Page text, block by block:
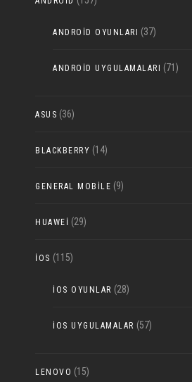
ANDROID OYUNLARI (37)
ANDROID UYGULAMALARI (71)
ASUS (36)
BLACKBERRY (14)
GENERAL MOBILE (9)
HUAWEI (29)
IOS (115)
IOS OYUNLAR (28)
IOS UYGULAMALAR (57)
LENOVO (15)